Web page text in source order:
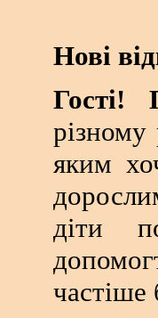
Нові
Гості!
яким
діти
частіше